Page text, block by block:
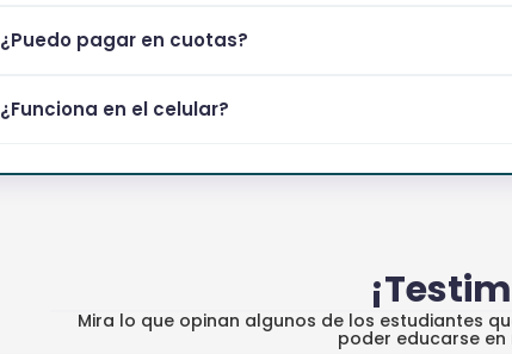
¿Puedo pagar en cuotas?
¿Funciona en el celular?
Mira lo que opinan algunos de los estudiantes
poder educarse